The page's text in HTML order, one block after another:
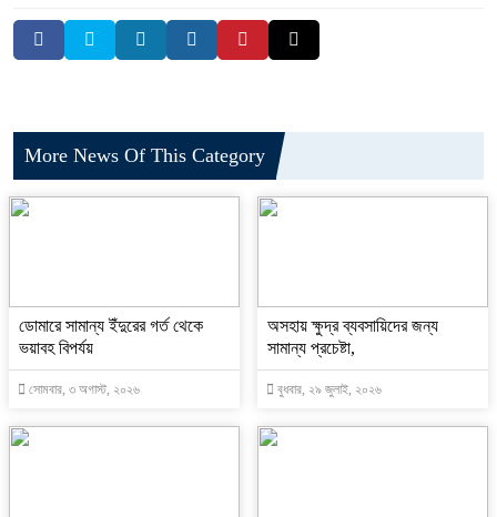
More News Of This Category
ডোমারে সামান্য ইঁদুরের গর্ত থেকে
ভয়াবহ বিপর্যয়
সোমবার, ৩ অগাস্ট, ২০২৬
অসহায় ক্ষুদ্র ব্যবসায়িদের জন্য
সামান্য প্রচেষ্টা,
বুধবার, ২৯ জুলাই, ২০২৬